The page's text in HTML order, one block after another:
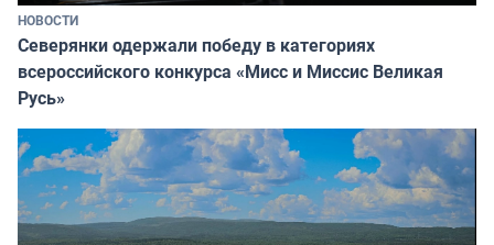
НОВОСТИ
Северянки одержали победу в категориях
всероссийского конкурса «Мисс и Миссис Великая
Русь»